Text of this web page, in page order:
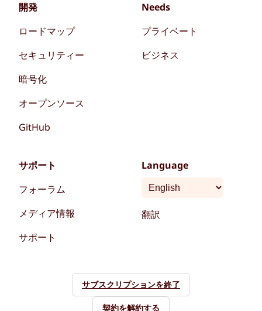
開発
ロードマップ
セキュリティー
暗号化
オープンソース
GitHub
Needs
プライベート
ビジネス
サポート
フォーラム
メディア情報
サポート
Language
翻訳
サブスクリプションを終了
契約を解約する